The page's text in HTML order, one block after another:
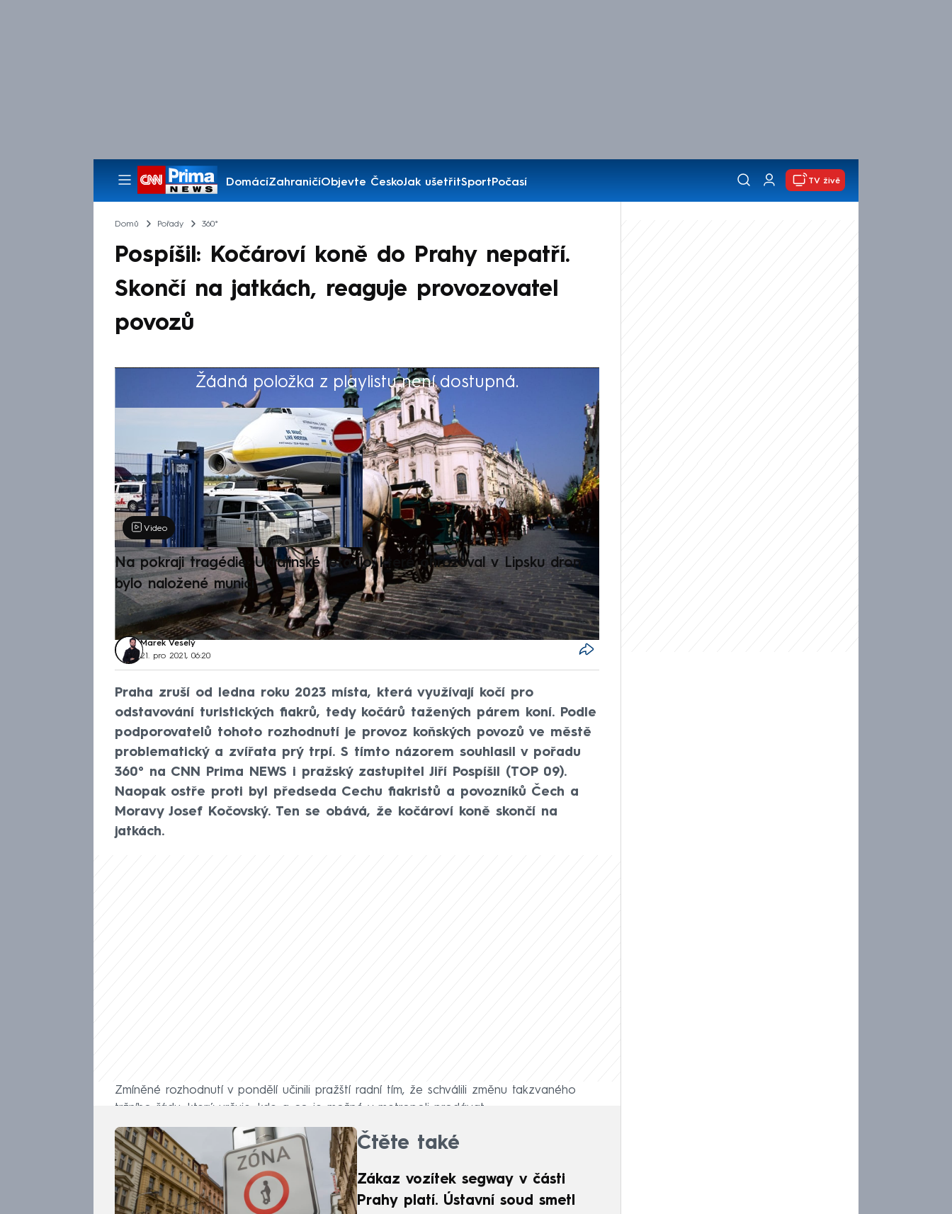
DomácíZahraničíObjevte ČeskoJak ušetřitSportPočasí
Pořady
TV živě
Domů Pořady 360°
Pospíšil: Kočároví koně do Prahy nepatří.
Skončí na jatkách, reaguje provozovatel
povozů
Žádná položka z playlistu není dostupná.
Výběr redakce
Video
Na pokraji tragédie: Ukrajinské letadlo, které ohrožoval v Lipsku dron,
bylo naložené municí
Marek Veselý
21. pro 2021, 06:20
Praha zruší od ledna roku 2023 místa, která využívají kočí pro
odstavování turistických fiakrů, tedy kočárů tažených párem koní. Podle
podporovatelů tohoto rozhodnutí je provoz koňských povozů ve městě
problematický a zvířata prý trpí. S tímto názorem souhlasil v pořadu
360° na CNN Prima NEWS i pražský zastupitel Jiří Pospíšil (TOP 09).
Naopak ostře proti byl předseda Cechu fiakristů a povozníků Čech a
Moravy Josef Kočovský. Ten se obává, že kočároví koně skončí na
jatkách.
Zmíněné rozhodnutí v pondělí učinili pražští radní tím, že schválili změnu takzvaného
tržního řádu, který určuje, kde a co je možné v metropoli prodávat.
Čtěte také
Zákaz vozítek segway v části
Prahy platí. Ústavní soud smetl